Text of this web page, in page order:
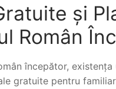
și
Român
începător,
gratuite pentru